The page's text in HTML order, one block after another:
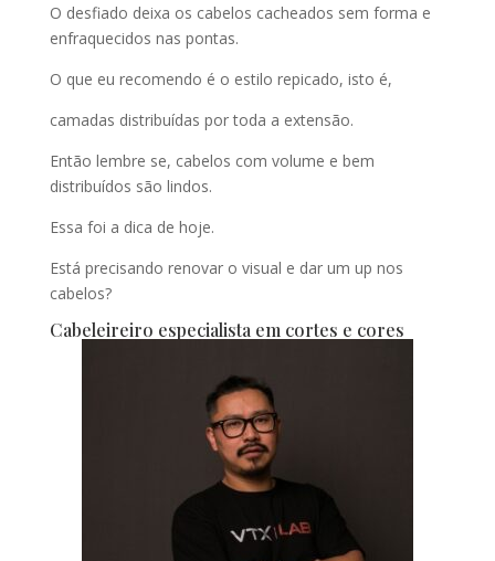
O desfiado deixa os cabelos cacheados sem forma e
enfraquecidos nas pontas.
O que eu recomendo é o estilo repicado, isto é,
camadas distribuídas por toda a extensão.
Então lembre se, cabelos com volume e bem
distribuídos são lindos.
Essa foi a dica de hoje.
Está precisando renovar o visual e dar um up nos
cabelos?
Cabeleireiro especialista em cortes e cores